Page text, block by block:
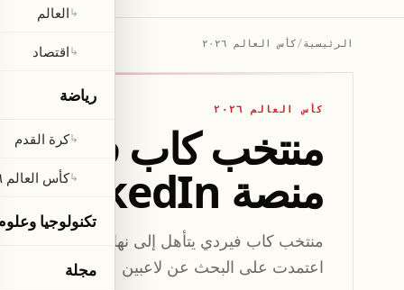
لايف ستايل
الرئيسية/كأس العالم ٢٠٢٦
كأس العالم ٢٠٢٦
منصة LinkedIn
اعتمدت على البحث عن لاعبين عبر منصة LinkedIn.
↳العالم
↳اقتصاد
رياضة
↳كرة القدم
↳كأس العالم ٢٠٢٦
تكنولوجيا
مجلة